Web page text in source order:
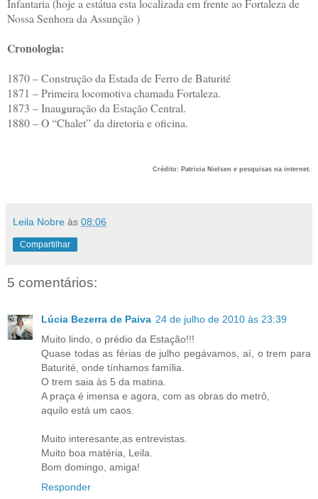
Nossa Senhora da Assunção )
Cronologia:
1870 – Construção da Estada de Ferro de Baturité
1871 – Primeira locomotiva chamada Fortaleza.
1873 – Inauguração da Estação Central.
1880 – O “Chalet” da diretoria e oficina.
Crédito: Patricia Nielsen e pesquisas na internet.
Leila Nobre às 08:06
Compartilhar
5 comentários:
Lúcia Bezerra de Paiva 24 de julho de 2010 às 23:39
Muito lindo, o prédio da Estação!!!
Quase todas as férias de julho pegávamos, aí, o trem para
Baturité, onde tínhamos família.
O trem saia às 5 da matina.
A praça é imensa e agora, com as obras do metrô,
aquilo está um caos.
Muito interesante,as entrevistas.
Muito boa matéria, Leila.
Bom domingo, amiga!
Responder